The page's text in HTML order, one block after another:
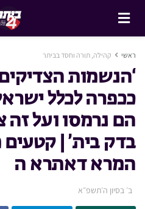
ראשי קהילה, תורה וחסד בביתר
‘הנשמות
ככפרה לכלל
הם נרמסו ועל זה
בדק בית’ |
המרא דאתרא ה
ב׳ בסיון ה׳תשפ״א